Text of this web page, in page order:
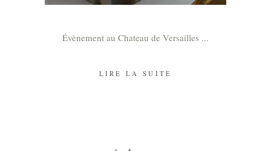
Évènement au Chateau de Versailles
LIRE LA SUITE